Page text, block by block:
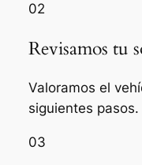
02
Revisamos tu
Valoramos el
siguientes pasos.
03